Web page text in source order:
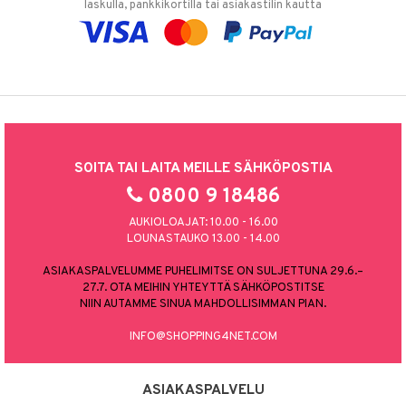
laskulla, pankkikortilla tai asiakastilin kautta
SOITA TAI LAITA MEILLE SÄHKÖPOSTIA
0800 9 18486
AUKIOLOAJAT: 10.00 - 16.00
LOUNASTAUKO 13.00 - 14.00
ASIAKASPALVELUMME PUHELIMITSE ON SULJETTUNA 29.6.–
27.7. OTA MEIHIN YHTEYTTÄ SÄHKÖPOSTITSE
NIIN AUTAMME SINUA MAHDOLLISIMMAN PIAN.
INFO@SHOPPING4NET.COM
ASIAKASPALVELU